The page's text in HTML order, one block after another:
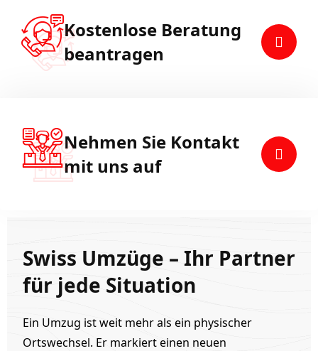
Kostenlose Beratung
beantragen
Nehmen Sie Kontakt
mit uns auf
Swiss Umzüge – Ihr Partner
für jede Situation
Ein Umzug ist weit mehr als ein physischer
Ortswechsel. Er markiert einen neuen